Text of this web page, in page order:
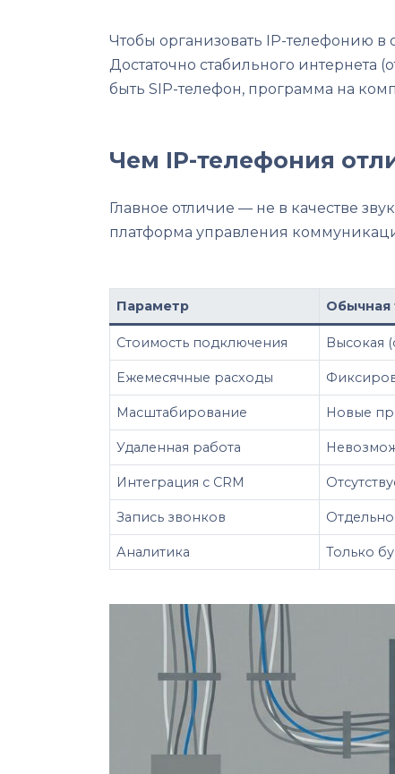
Чтобы организовать IP-телефонию
Достаточно стабильного интернета
быть SIP-телефон, программа на
Чем IP-телефония
Главное отличие — не в качестве
платформа управления
Параметр Обычная
Стоимость подключения Высокая
Ежемесячные расходы
Масштабирование Новые
Удаленная работа
Интеграция с CRM
Запись звонков
Аналитика Только